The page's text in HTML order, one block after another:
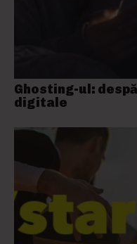
Ghosting-ul:
digitale